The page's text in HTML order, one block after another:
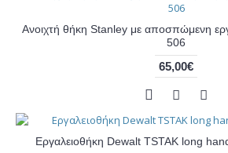
Ανοιχτή θήκη Stanley με αποσπώμενη
506
65,00€
Εργαλειοθήκη Dewalt TSTAK long